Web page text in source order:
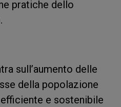
pratiche dello
sull’aumento delle
della popolazione
e sostenibile